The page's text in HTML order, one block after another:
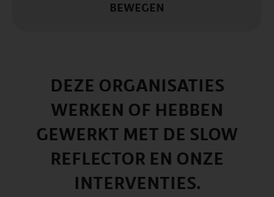
BEWEGEN
DEZE ORGANISATIES
WERKEN OF HEBBEN
GEWERKT MET DE SLOW
REFLECTOR EN ONZE
INTERVENTIES.